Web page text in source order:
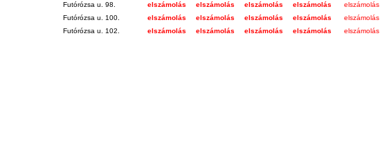
Futórózsa u. 98.
elszámolás elszámolás elszámolás elszámolás elszámolás
Futórózsa u. 100.
elszámolás elszámolás elszámolás elszámolás elszámolás
Futórózsa u. 102.
elszámolás elszámolás elszámolás elszámolás elszámolás